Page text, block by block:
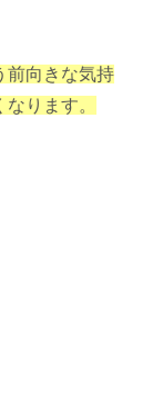
前向きな気持
ります。